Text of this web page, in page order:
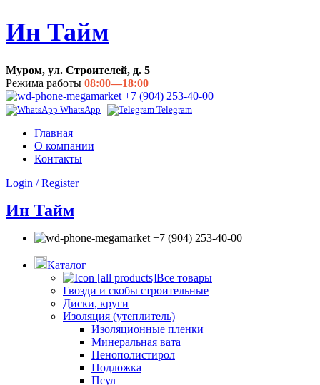
Ин Тайм
Муром, ул. Строителей, д. 5
Режима работы 08:00—18:00
+7 (904) 253-40-00
WhatsApp Telegram
Главная
О компании
Контакты
Login / Register
Ин Тайм
+7 (904) 253-40-00
Каталог
Все товары
Гвозди и скобы строительные
Диски, круги
Изоляция (утеплитель)
Изоляционные пленки
Минеральная вата
Пенополистирол
Подложка
Псул